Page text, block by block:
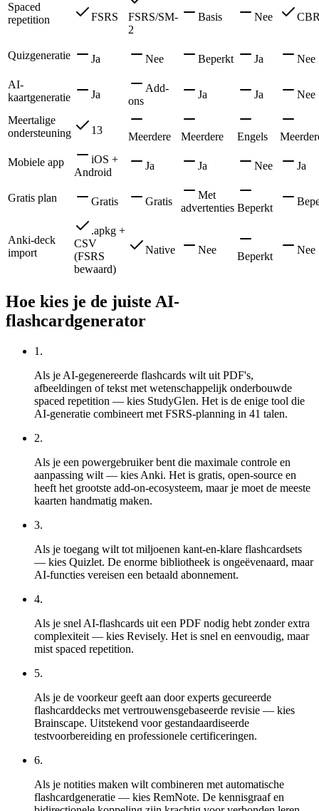
Spaced
repetition
FSRS
FSRS/SM-
2
Basis Nee
Quizgeneratie Ja Nee Beperkt Ja Nee
AI-
kaartgeneratie
Ja
Add-
ons
Ja Ja Nee
Meertalige
ondersteuning
13
Meerdere Meerdere Engels
Mobiele app
iOS +
Android
Ja Ja Nee Ja
Gratis plan Gratis Gratis
Met
advertenties Beperkt
Anki-deck
import
.apkg +
CSV
(FSRS
bewaard)
Native Nee
Beperkt
Nee
Hoe kies je de juiste AI-
flashcardgenerator
1 .
Als je AI-gegenereerde flashcards wilt uit PDF's,
afbeeldingen of tekst met wetenschappelijk onderbouwde
spaced repetition — kies StudyGlen. Het is de enige tool die
AI-generatie combineert met FSRS-planning in 41 talen.
2.
Als je een powergebruiker bent die maximale controle en
aanpassing wilt — kies Anki. Het is gratis, open-source en
heeft het grootste add-on-ecosysteem, maar je moet de meeste
kaarten handmatig maken.
3.
Als je toegang wilt tot miljoenen kant-en-klare flashcardsets
— kies Quizlet. De enorme bibliotheek is ongeëvenaard, maar
AI-functies vereisen een betaald abonnement.
4.
Als je snel AI-flashcards uit een PDF nodig hebt zonder extra
complexiteit — kies Revisely. Het is snel en eenvoudig, maar
mist spaced repetition.
5.
Als je de voorkeur geeft aan door experts gecureerde
flashcarddecks met vertrouwensgebaseerde revisie — kies
Brainscape. Uitstekend voor gestandaardiseerde
testvoorbereiding en professionele certificeringen.
6.
Als je notities maken wilt combineren met automatische
flashcardgeneratie — kies RemNote. De kennisgraaf en